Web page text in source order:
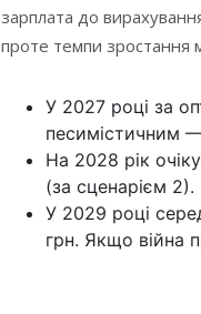
зарплата до
проте темпи зростання
У 2027 році за
песимістичним
На 2028 рік
(за сценарієм 2).
У 2029 році
грн. Якщо війна